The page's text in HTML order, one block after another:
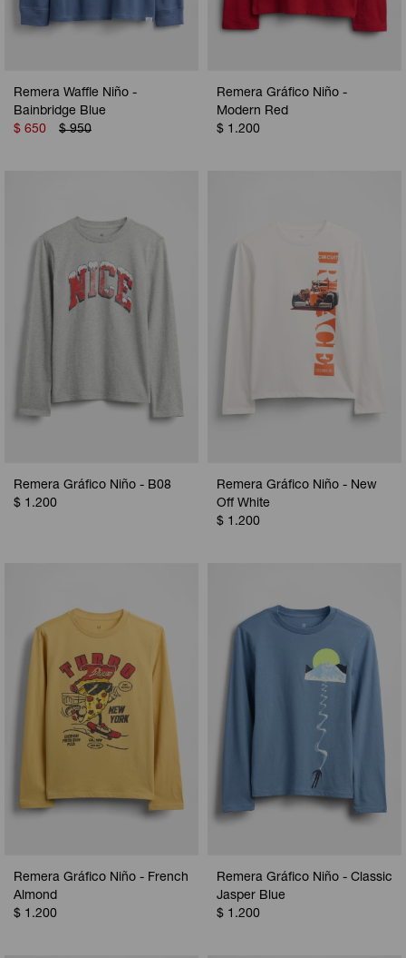
Remera Waffle Niño -
Bainbridge Blue
$ 650 $ 950
Remera Gráfico Niño -
Modern Red
$ 1.200
Remera Gráfico Niño - B08
$ 1.200
Remera Gráfico Niño - New
Off White
$ 1.200
Remera Gráfico Niño - French
Almond
$ 1.200
Remera Gráfico Niño - Classic
Jasper Blue
$ 1.200